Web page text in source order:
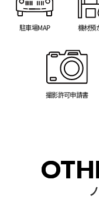
駐車場MAP 機材預
撮影許可申請書